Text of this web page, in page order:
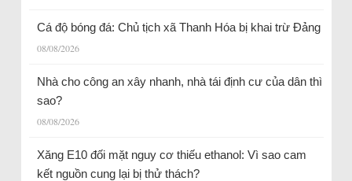
Cá độ bóng đá: Chủ tịch xã Thanh Hóa bị khai trừ Đảng
08/08/2026
Nhà cho công an xây nhanh, nhà tái định cư của dân thì
sao?
08/08/2026
Xăng E10 đối mặt nguy cơ thiếu ethanol: Vì sao cam
kết nguồn cung lại bị thử thách?